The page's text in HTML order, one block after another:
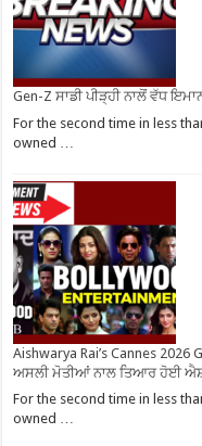
Gen-Z ਸਾਡੀ ਪੀੜ੍ਹੀ ਨਾਲੋਂ ਵੱਧ
For the second time in less
owned …
Aishwarya Rai’s Cannes
ਅਸਲੀ ਮੋਤੀਆਂ ਨਾਲ ਤਿਆਰ ਹੋਈ
For the second time in less
owned …